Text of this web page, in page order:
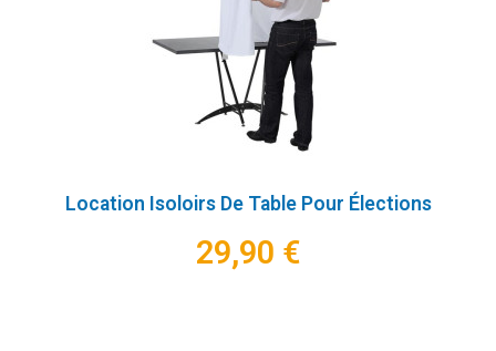
Location Isoloirs De Table Pour Élections
29,90 €